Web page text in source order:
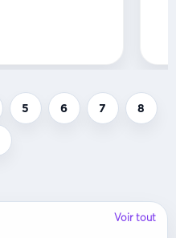
5 6 7 8
Voir tout